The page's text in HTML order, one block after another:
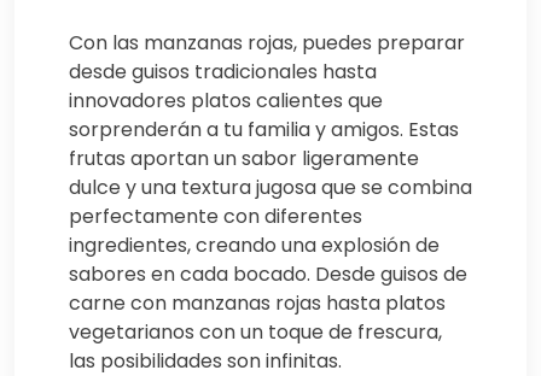
Con las manzanas rojas, puedes preparar
desde guisos tradicionales hasta
innovadores platos calientes que
sorprenderán a tu familia y amigos. Estas
frutas aportan un sabor ligeramente
dulce y una textura jugosa que se combina
perfectamente con diferentes
ingredientes, creando una explosión de
sabores en cada bocado. Desde guisos de
carne con manzanas rojas hasta platos
vegetarianos con un toque de frescura,
las posibilidades son infinitas.